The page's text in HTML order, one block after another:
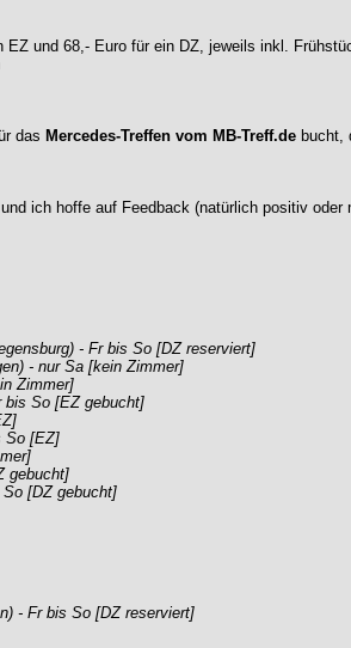
und 68,- Euro für ein DZ, jeweils inkl.
das Mercedes-Treffen vom MB-Treff.debucht,
ich hoffe auf Feedback (natürlich positiv
- Fr bis So [DZ reserviert]
- nur Sa [kein Zimmer]
Zimmer]
bis So [EZ gebucht]
So [EZ]
gebucht]
[DZ gebucht]
- Fr bis So [DZ reserviert]